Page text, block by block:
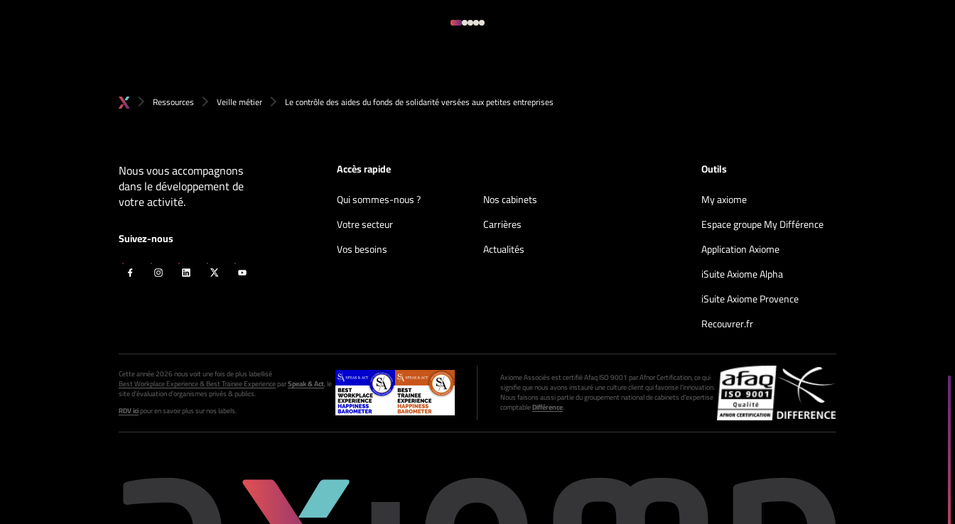
Ressources Veille métier Le contrôle des aides du fonds de solidarité versées aux petites entreprises
Nous vous accompagnons
dans le développement de
votre activité.
Suivez-nous
Accès rapide
Qui sommes-nous ?
Nos cabinets
Votre secteur
Carrières
Vos besoins
Actualités
Outils
My axiome
Espace groupe My Différence
Application Axiome
iSuite Axiome Alpha
iSuite Axiome Provence
Recouvrer.fr
Cette année 2026 nous voit une fois de plus labellisé
Best Workplace Experience & Best Trainee ExperienceparSpeak & Act, le
site d’évaluation d’organismes privés & publics.
RDV icipour en savoir plus sur nos labels.
Axiome Associés est certifié Afaq ISO 9001 par Afnor Certification, ce qui
signifie que nous avons instauré une culture client qui favorise l’innovation.
Nous faisons aussi partie du groupement national de cabinets d’expertise
comptableDifférence.